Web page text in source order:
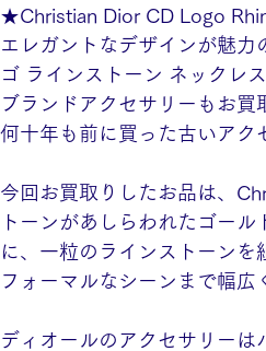
★Christian Dior CD Logo
エレガントなデザインが魅力
ゴ ラインストーン ネックレ
ブランドアクセサリーもお買
今回お買取りしたお品は、
トーンがあしらわれたゴー
に、一粒のラインストーンを
フォーマルなシーンまで幅広
ディオールのアクセサリー